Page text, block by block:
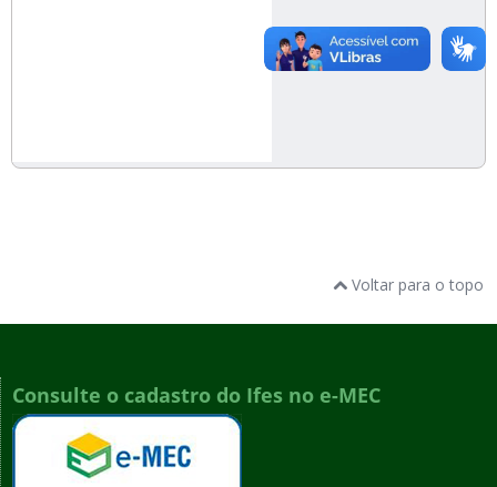
Voltar para o topo
Consulte o cadastro do Ifes no e-MEC